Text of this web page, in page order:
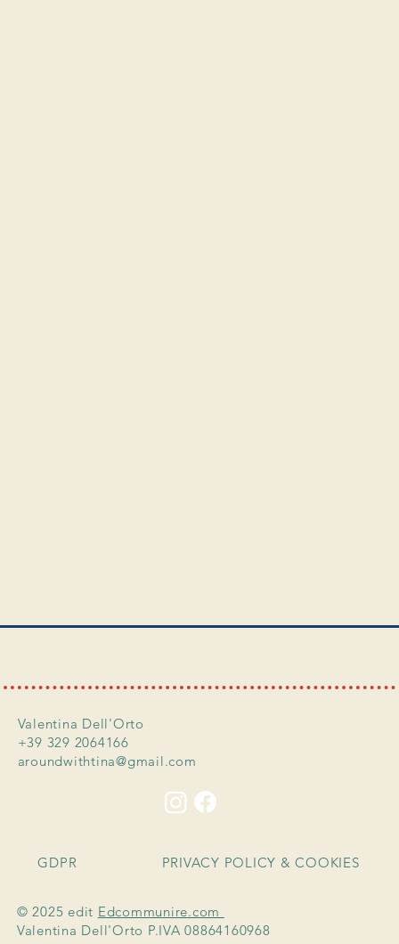
Valentina Dell'Orto
+39 329 2064166
aroundwithtina@gmail.com
PRIVACY POLICY & COOKIES
GDPR
© 2025 edit Edcommunire.com
Valentina Dell'Orto P.IVA 08864160968